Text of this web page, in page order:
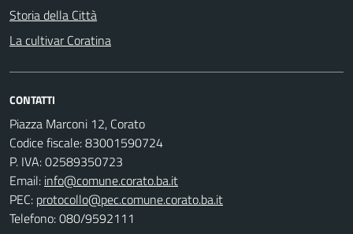
Storia della Città
La cultivar Coratina
CONTATTI
Piazza Marconi 12, Corato
Codice fiscale: 83001590724
P. IVA: 02589350723
Email: info@comune.corato.ba.it
PEC: protocollo@pec.comune.corato.ba.it
Telefono: 080/9592111